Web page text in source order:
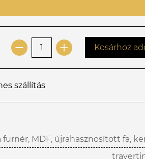
Kosárhoz
szállítás
furnér, MDF, újrahasznosított fa,